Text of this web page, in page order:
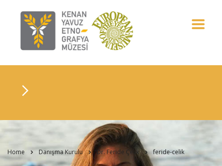
Home Danışma Kurulu Dr. Feride Çelik feride-celik